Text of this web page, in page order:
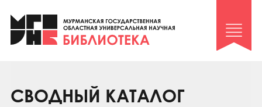
Клуб «Гиря и сельдерей»
Клуб «Семейный архив»
Коллегам
СВОДНЫЙ КАТАЛОГ